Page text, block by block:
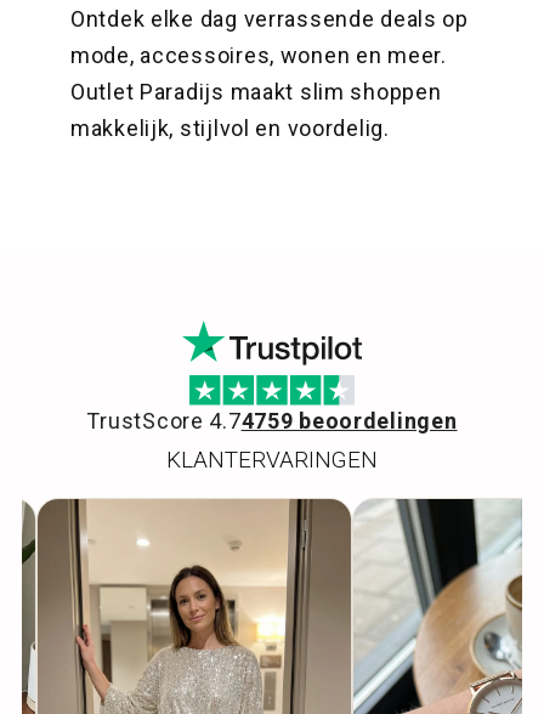
Ontdek elke dag verrassende deals op
mode, accessoires, wonen en meer.
Outlet Paradijs maakt slim shoppen
makkelijk, stijlvol en voordelig.
TrustScore 4.74759 beoordelingen
KLANTERVARINGEN